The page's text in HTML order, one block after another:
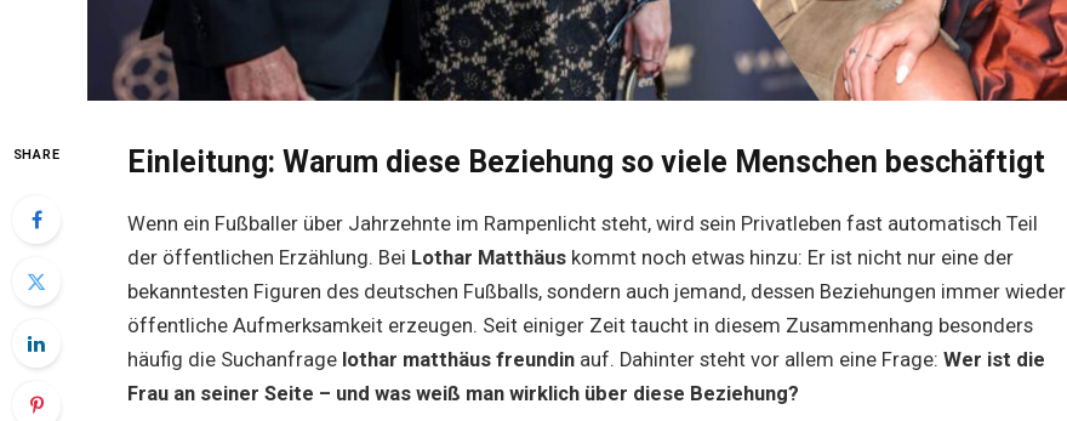
SHARE Einleitung: Warum diese Beziehung so viele Menschen beschäftigt
Wenn ein Fußballer über Jahrzehnte im Rampenlicht steht, wird sein Privatleben fast automatisch Teil
der öffentlichen Erzählung. Bei Lothar Matthäus kommt noch etwas hinzu: Er ist nicht nur eine der
bekanntesten Figuren des deutschen Fußballs, sondern auch jemand, dessen Beziehungen immer wieder
öffentliche Aufmerksamkeit erzeugen. Seit einiger Zeit taucht in diesem Zusammenhang besonders
häufig die Suchanfrage lothar matthäus freundin auf. Dahinter steht vor allem eine Frage:Wer ist die
Frau an seiner Seite – und was weiß man wirklich über diese Beziehung?